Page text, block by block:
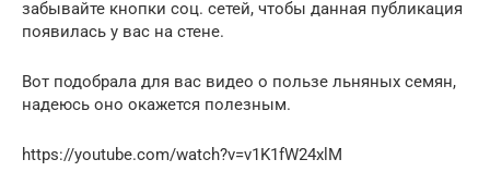
забывайте кнопки соц. сетей, чтобы данная публикация
появилась у вас на стене.
Вот подобрала для вас видео о пользе льняных семян,
надеюсь оно окажется полезным.
https://youtube.com/watch?v=v1K1fW24xlM